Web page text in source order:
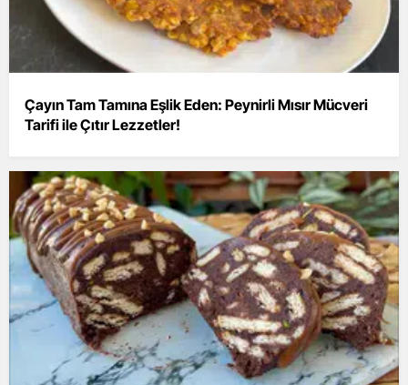
Çayın Tam Tamına Eşlik Eden: Peynirli Mısır Mücveri
Tarifi ile Çıtır Lezzetler!